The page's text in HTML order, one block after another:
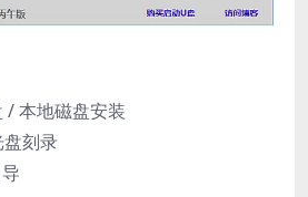
/ 本地磁盘安装
刻录